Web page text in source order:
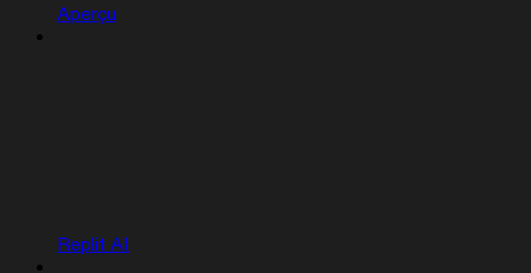
Aperçu
Replit AI